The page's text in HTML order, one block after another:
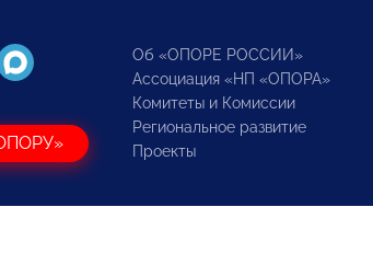
Об «ОПОРЕ РОССИИ»
Ассоциация «НП «ОПОРА»
Комитеты и Комиссии
Региональное развитие
Проекты